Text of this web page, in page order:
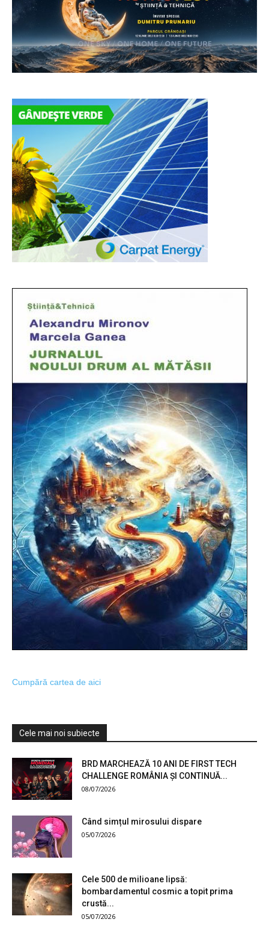
Cumpără cartea de aici
Cele mai noi subiecte
BRD MARCHEAZĂ 10 ANI DE FIRST TECH
CHALLENGE ROMÂNIA ȘI CONTINUĂ...
08/07/2026
Când simțul mirosului dispare
05/07/2026
Cele 500 de milioane lipsă:
bombardamentul cosmic a topit prima
crustă...
05/07/2026